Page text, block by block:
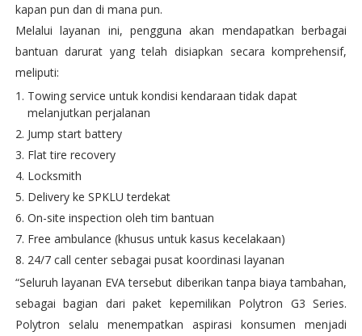
kapan pun dan di mana pun.
Melalui layanan ini, pengguna akan mendapatkan berbagai
bantuan darurat yang telah disiapkan secara komprehensif,
meliputi:
Towing service untuk kondisi kendaraan tidak dapat
melanjutkan perjalanan
Jump start battery
Flat tire recovery
Locksmith
Delivery ke SPKLU terdekat
On-site inspection oleh tim bantuan
Free ambulance (khusus untuk kasus kecelakaan)
24/7 call center sebagai pusat koordinasi layanan
“Seluruh layanan EVA tersebut diberikan tanpa biaya tambahan,
sebagai bagian dari paket kepemilikan Polytron G3 Series.
Polytron selalu menempatkan aspirasi konsumen menjadi